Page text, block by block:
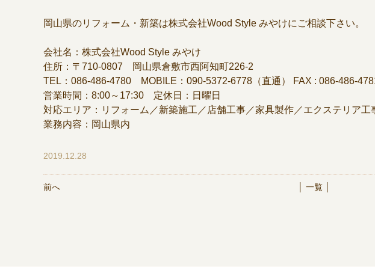
岡山県のリフォーム・新築は株式会社Wood Style みやけにご相談下さい。
会社名：株式会社Wood Style みやけ
住所：〒710-0807 岡山県倉敷市西阿知町226-2
TEL：086-486-4780 MOBILE：090-5372-6778（直通）
FAX : 086-486-
営業時間：8:00～17:30 定休日：日曜日
対応エリア：リフォーム／新築施工／店舗工事／家具製作／エクステリア工
業務内容：岡山県内
2019.12.28
前へ │ 一覧 │